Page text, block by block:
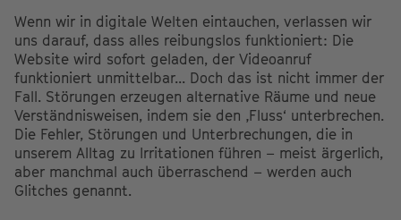
Wenn wir in digitale Welten eintauchen, verlassen wir
uns darauf, dass alles reibungslos funktioniert: Die
Website wird sofort geladen, der Videoanruf
funktioniert unmittelbar... Doch das ist nicht immer der
Fall. Störungen erzeugen alternative Räume und neue
Verständnisweisen, indem sie den ‚Fluss‘ unterbrechen.
Die Fehler, Störungen und Unterbrechungen, die in
unserem Alltag zu Irritationen führen – meist ärgerlich,
aber manchmal auch überraschend – werden auch
Glitches genannt.